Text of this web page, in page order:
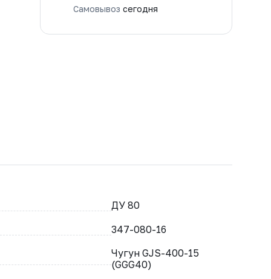
Самовывоз сегодня
ДУ 80
347-080-16
Чугун GJS-400-15
(GGG40)